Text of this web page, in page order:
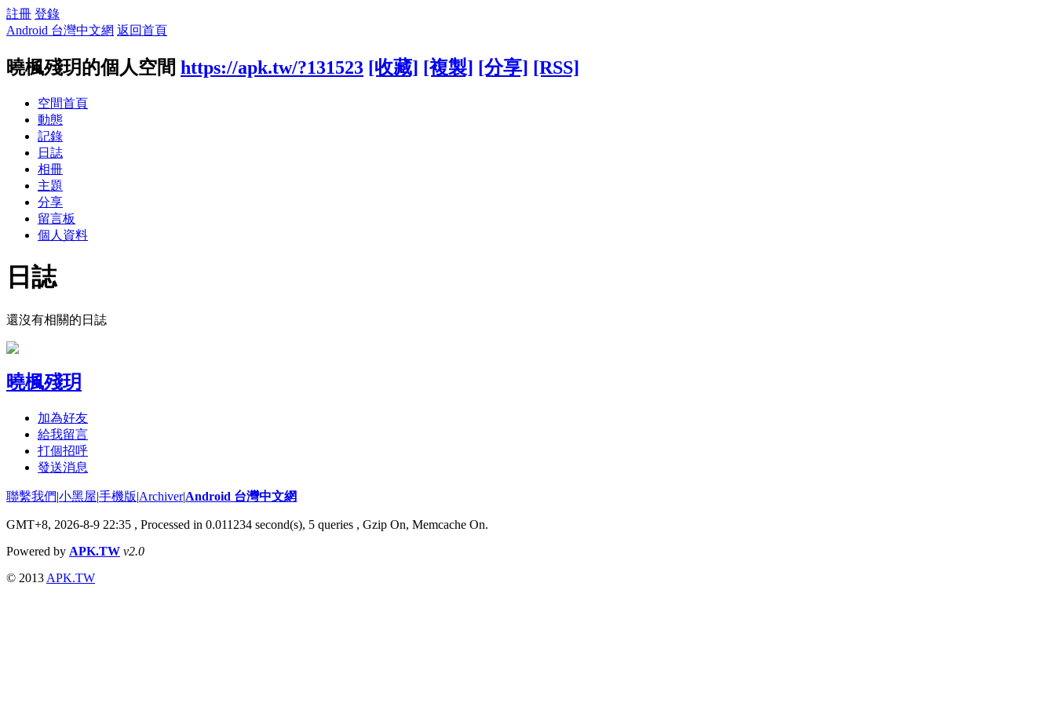
註冊 登錄
Android 台灣中文網 返回首頁
曉楓殘玥的個人空間 https://apk.tw/?131523 [收藏] [複製] [分享] [RSS]
空間首頁
動態
記錄
日誌
相冊
主題
分享
留言板
個人資料
日誌
還沒有相關的日誌
曉楓殘玥
加為好友
給我留言
打個招呼
發送消息
聯繫我們|小黑屋|手機版|Archiver|Android 台灣中文網
GMT+8, 2026-8-9 22:35 , Processed in 0.011234 second(s), 5 queries , Gzip On, Memcache On.
Powered by APK.TW v2.0
© 2013 APK.TW